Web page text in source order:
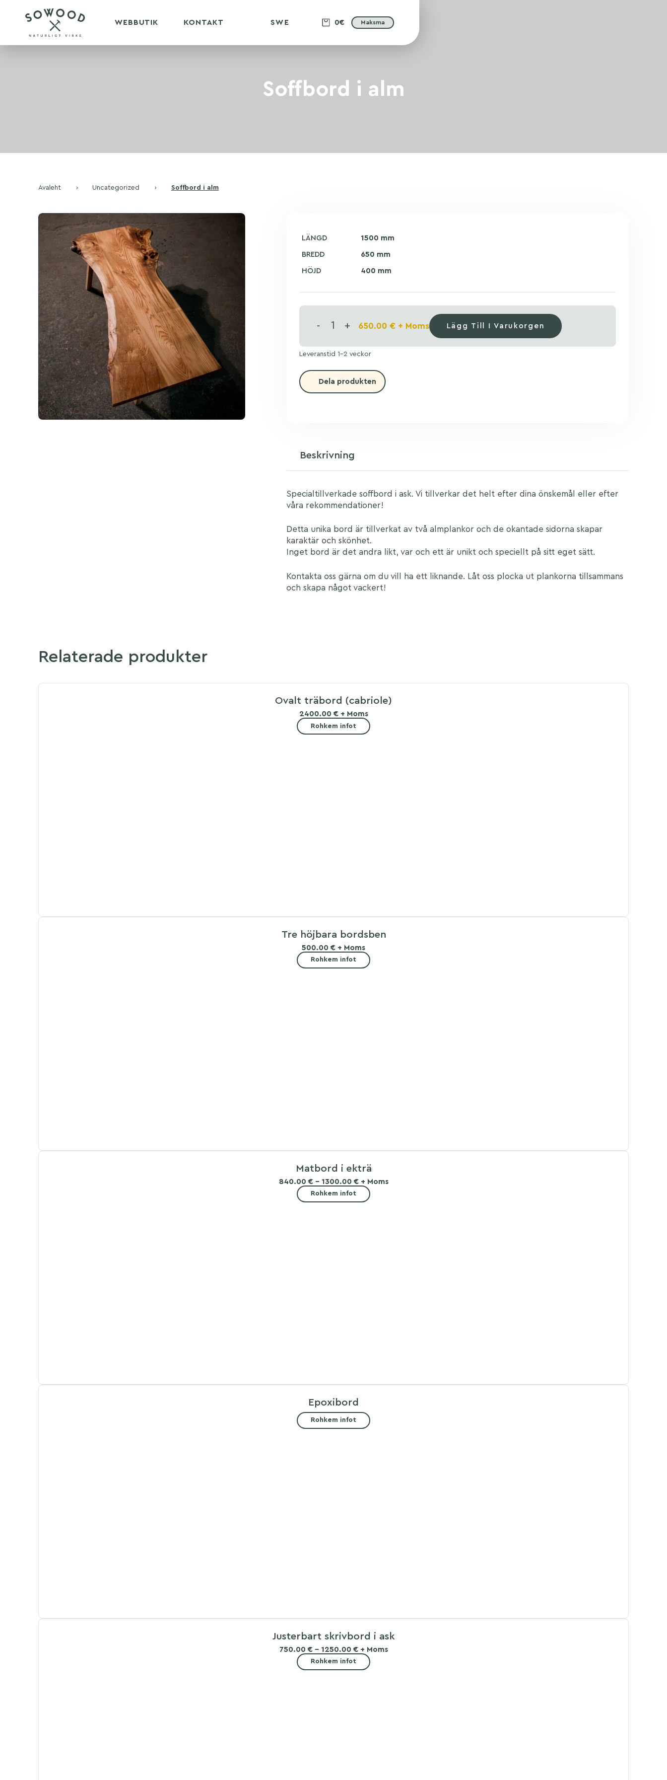
WEBBUTIK KONTAKT SWE 0€ Maksma
Soffbord i alm
Avaleht › Uncategorized › Soffbord i alm
LÄNGD 1500 mm
BREDD 650 mm
HÖJD 400 mm
- + 650.00 € + Moms Lägg Till I Varukorgen
Leveranstid 1-2 veckor
Dela produkten
Beskrivning
Specialtillverkade soffbord i ask. Vi tillverkar det helt efter dina önskemål eller efter
våra rekommendationer!
Detta unika bord är tillverkat av två almplankor och de okantade sidorna skapar
karaktär och skönhet.
Inget bord är det andra likt, var och ett är unikt och speciellt på sitt eget sätt.
Kontakta oss gärna om du vill ha ett liknande. Låt oss plocka ut plankorna tillsammans
och skapa något vackert!
Relaterade produkter
Ovalt träbord (cabriole)
2400.00 € + Moms
Rohkem infot
Tre höjbara bordsben
500.00 € + Moms
Rohkem infot
Matbord i ekträ
840.00 € - 1300.00 € + Moms
Rohkem infot
Epoxibord
Rohkem infot
Justerbart skrivbord i ask
750.00 € - 1250.00 € + Moms
Rohkem infot